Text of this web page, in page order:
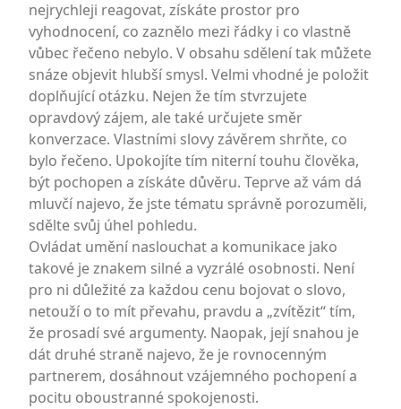
nejrychleji reagovat, získáte prostor pro
vyhodnocení, co zaznělo mezi řádky i co vlastně
vůbec řečeno nebylo. V obsahu sdělení tak můžete
snáze objevit hlubší smysl. Velmi vhodné je položit
doplňující otázku. Nejen že tím stvrzujete
opravdový zájem, ale také určujete směr
konverzace. Vlastními slovy závěrem shrňte, co
bylo řečeno. Upokojíte tím niterní touhu člověka,
být pochopen a získáte důvěru. Teprve až vám dá
mluvčí najevo, že jste tématu správně porozuměli,
sdělte svůj úhel pohledu.
Ovládat umění naslouchat a komunikace jako
takové je znakem silné a vyzrálé osobnosti. Není
pro ni důležité za každou cenu bojovat o slovo,
netouží o to mít převahu, pravdu a „zvítězit“ tím,
že prosadí své argumenty. Naopak, její snahou je
dát druhé straně najevo, že je rovnocenným
partnerem, dosáhnout vzájemného pochopení a
pocitu oboustranné spokojenosti.